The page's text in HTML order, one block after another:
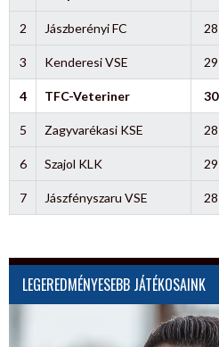
2 Jászberényi FC 28
3 Kenderesi VSE 29
4 TFC-Veteriner 30
5 Zagyvarékasi KSE 28
6 Szajol KLK 29
7 Jászfényszaru VSE 28
LEGEREDMÉNYESEBB JÁTÉKOSAINK